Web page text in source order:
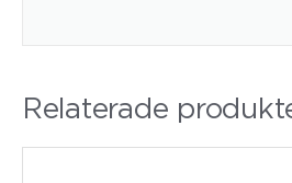
Relaterade